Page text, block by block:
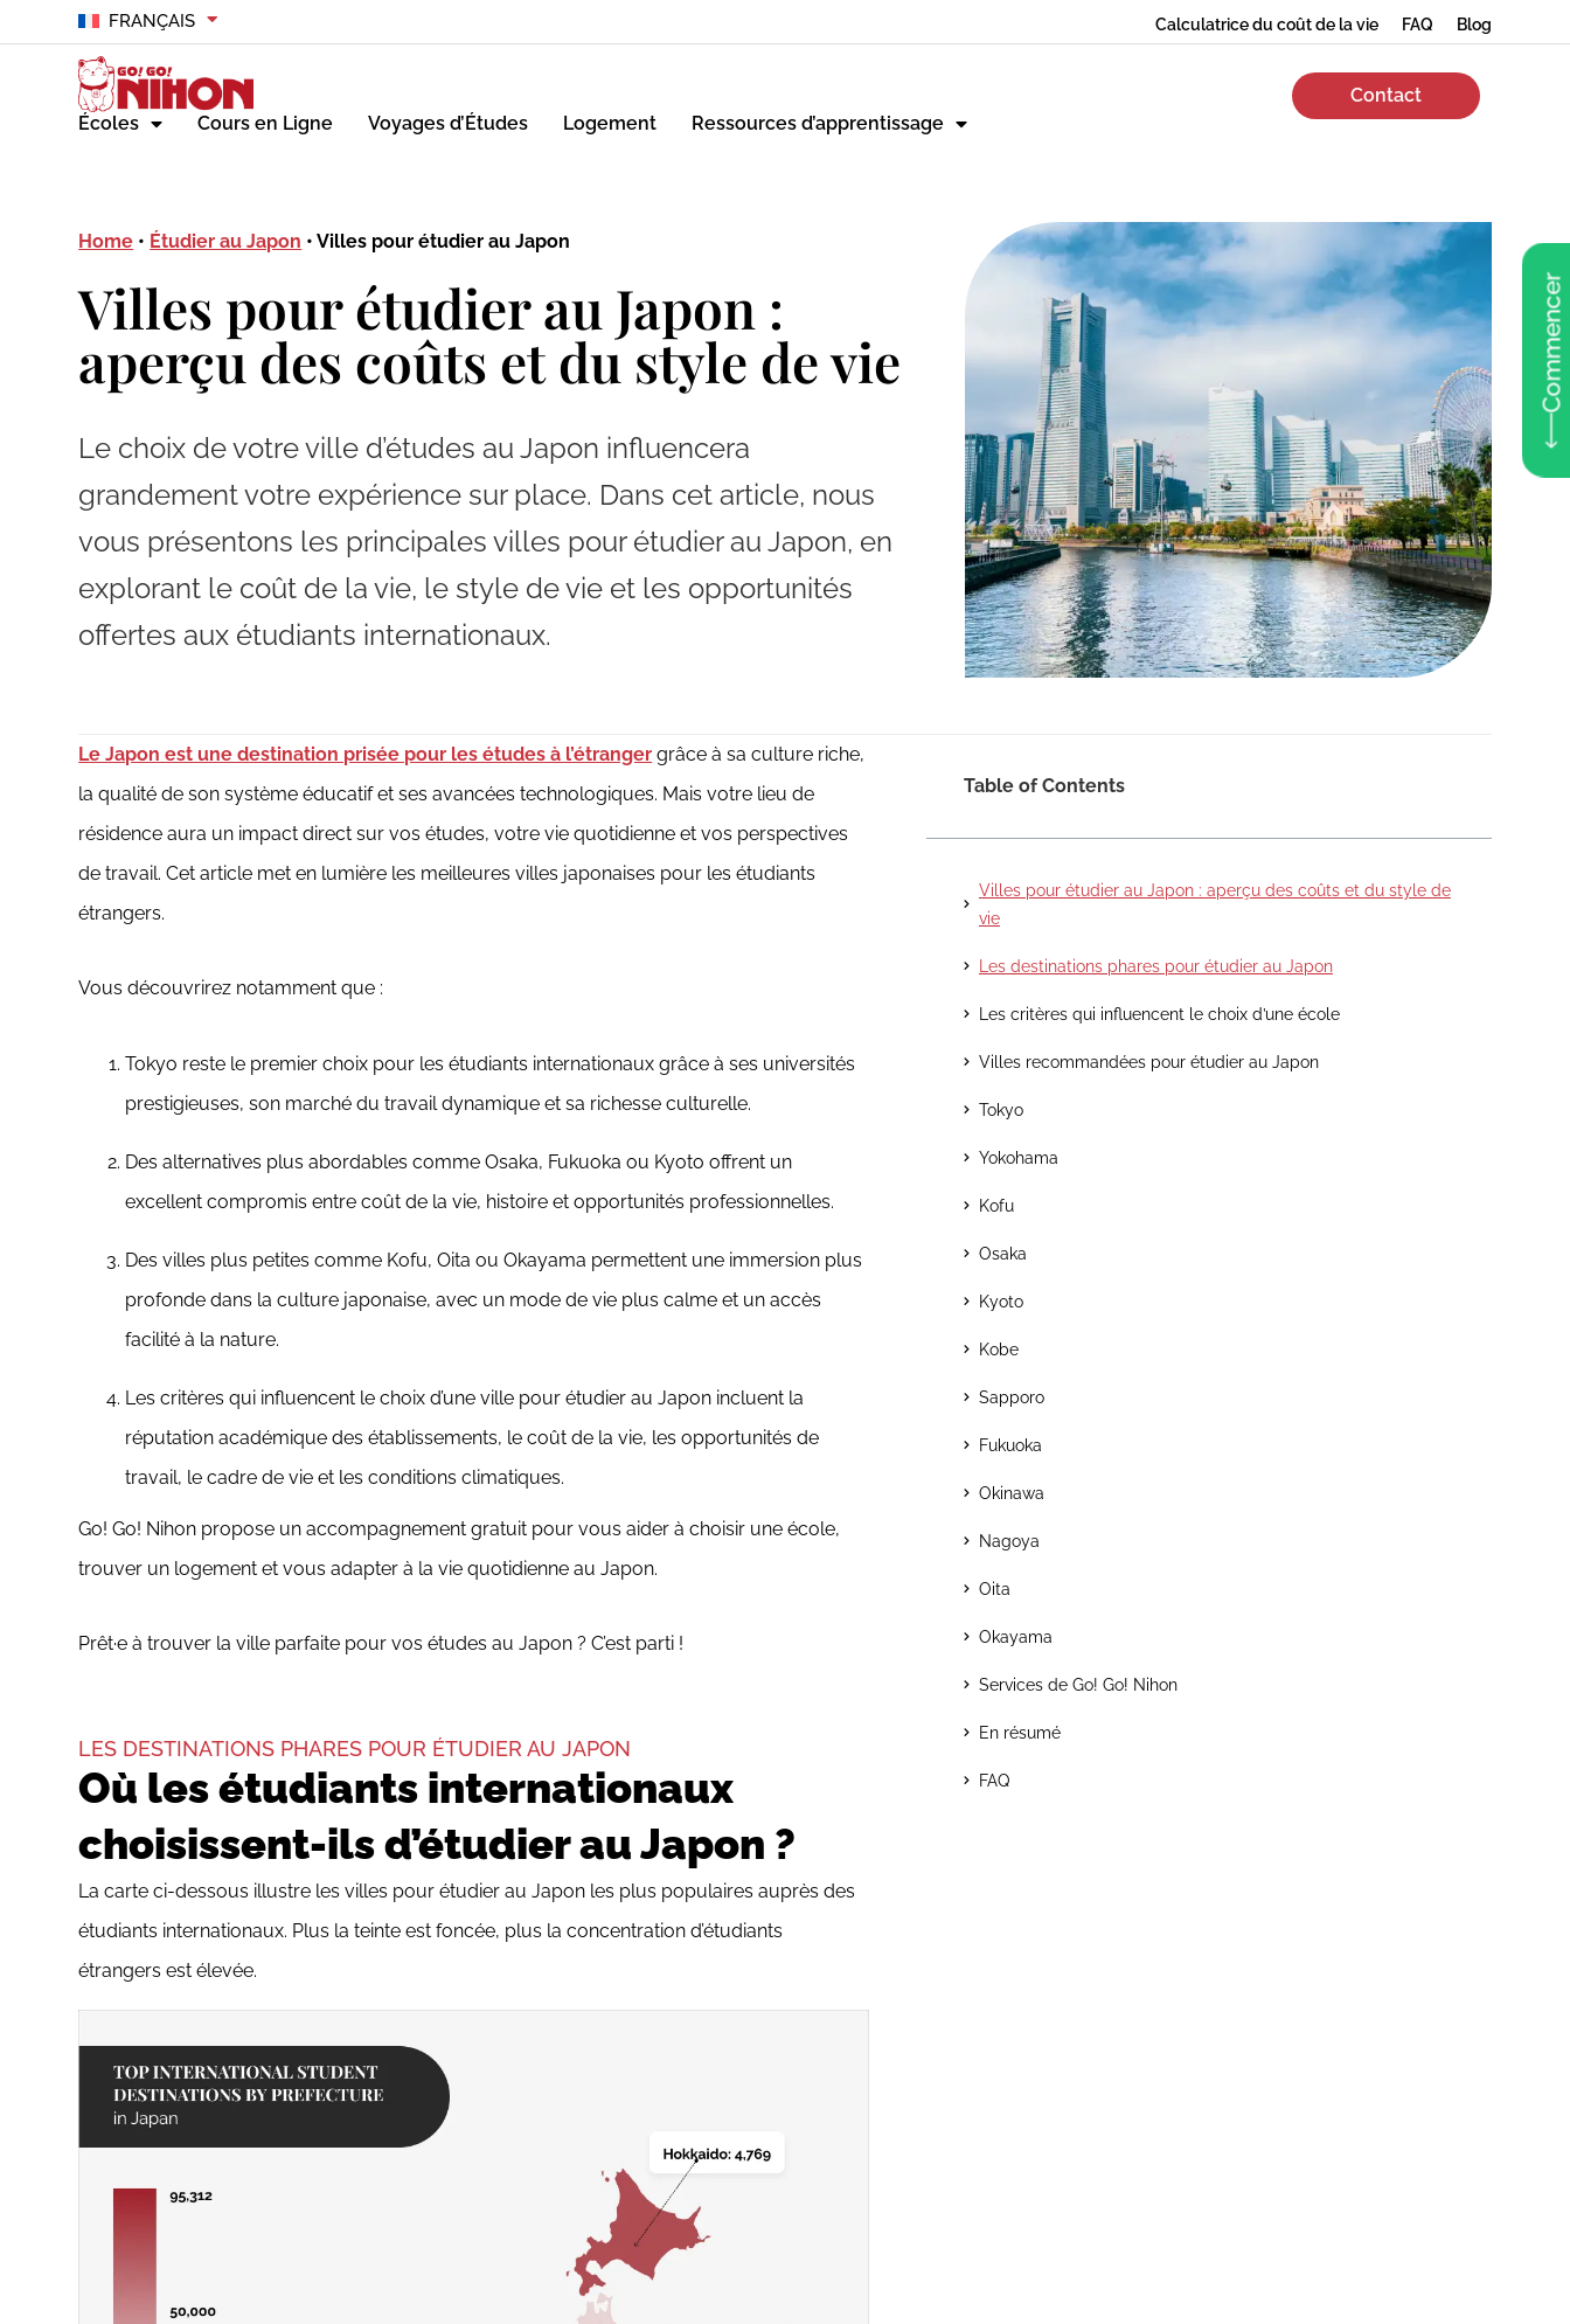
FRANÇAIS Calculatrice du coût de la vie FAQ Blog
Écoles Cours en Ligne Voyages d’Études Logement Ressources d’apprentissage
Contact
Commencer
Home • Étudier au Japon •Villes pour étudier au Japon
Villes pour étudier au Japon :
aperçu des coûts et du style de vie
Le choix de votre ville d’études au Japon influencera
grandement votre expérience sur place. Dans cet article, nous
vous présentons les principales villes pour étudier au Japon, en
explorant le coût de la vie, le style de vie et les opportunités
offertes aux étudiants internationaux.
Le Japon est une destination prisée pour les études à l’étranger grâce à sa culture riche,
la qualité de son système éducatif et ses avancées technologiques. Mais votre lieu de
résidence aura un impact direct sur vos études, votre vie quotidienne et vos perspectives
de travail. Cet article met en lumière les meilleures villes japonaises pour les étudiants
étrangers.
Vous découvrirez notamment que :
Tokyo reste le premier choix pour les étudiants internationaux grâce à ses universités
prestigieuses, son marché du travail dynamique et sa richesse culturelle.
Des alternatives plus abordables comme Osaka, Fukuoka ou Kyoto offrent un
excellent compromis entre coût de la vie, histoire et opportunités professionnelles.
Des villes plus petites comme Kofu, Oita ou Okayama permettent une immersion plus
profonde dans la culture japonaise, avec un mode de vie plus calme et un accès
facilité à la nature.
Les critères qui influencent le choix d’une ville pour étudier au Japon incluent la
réputation académique des établissements, le coût de la vie, les opportunités de
travail, le cadre de vie et les conditions climatiques.
Go! Go! Nihon propose un accompagnement gratuit pour vous aider à choisir une école,
trouver un logement et vous adapter à la vie quotidienne au Japon.
Prêt·e à trouver la ville parfaite pour vos études au Japon ? C’est parti !
LES DESTINATIONS PHARES POUR ÉTUDIER AU JAPON
Où les étudiants internationaux
choisissent-ils d’étudier au Japon ?
La carte ci-dessous illustre les villes pour étudier au Japon les plus populaires auprès des
étudiants internationaux. Plus la teinte est foncée, plus la concentration d’étudiants
étrangers est élevée.
Table of Contents
Villes pour étudier au Japon : aperçu des coûts et du style de
vie
Les destinations phares pour étudier au Japon
Les critères qui influencent le choix d’une école
Villes recommandées pour étudier au Japon
Tokyo
Yokohama
Kofu
Osaka
Kyoto
Kobe
Sapporo
Fukuoka
Okinawa
Nagoya
Oita
Okayama
Services de Go! Go! Nihon
En résumé
FAQ